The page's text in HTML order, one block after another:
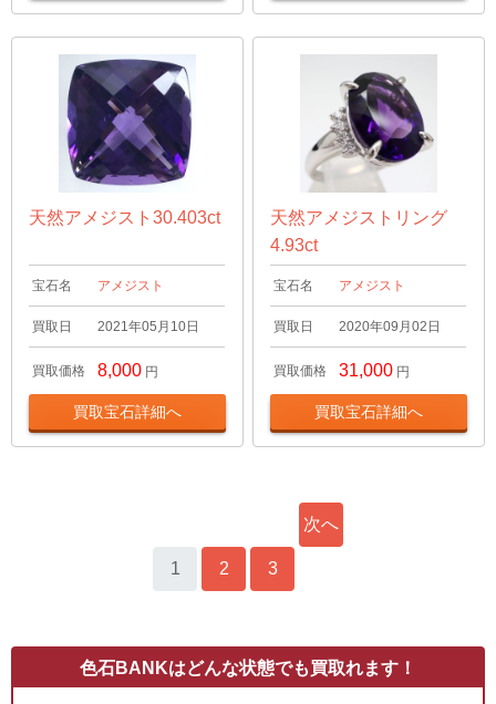
天然アメジスト30.403ct
宝石名 アメジスト
買取日 2021年05月10日
買取価格 8,000 円
買取宝石詳細へ
天然アメジストリング
4.93ct
宝石名 アメジスト
買取日 2020年09月02日
買取価格 31,000 円
買取宝石詳細へ
1 2 3
次へ
色石BANKはどんな状態でも買取れます！